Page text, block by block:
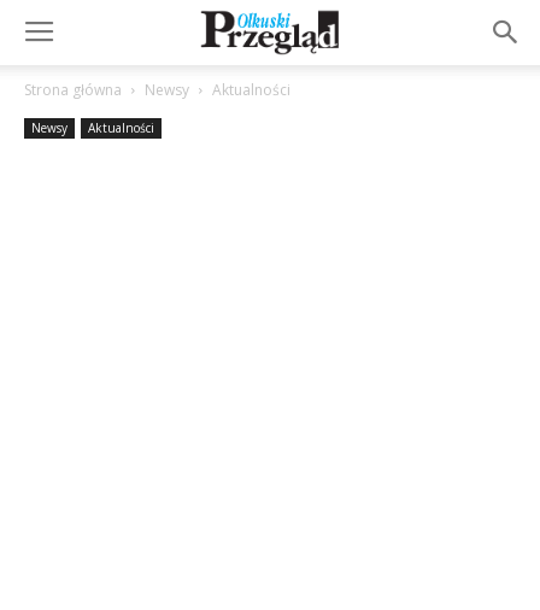
Strona główna Newsy Aktualności
Newsy Aktualności